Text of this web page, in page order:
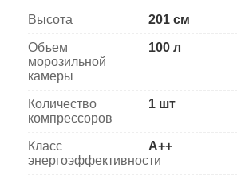
Высота 201 см
Объем
морозильной
камеры
100 л
Количество
компрессоров
1 шт
Класс
энергоэффективности
A++